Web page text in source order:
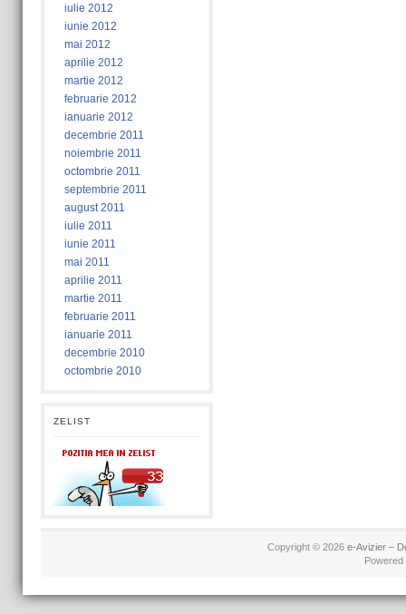
iulie 2012
iunie 2012
mai 2012
aprilie 2012
martie 2012
februarie 2012
ianuarie 2012
decembrie 2011
noiembrie 2011
octombrie 2011
septembrie 2011
august 2011
iulie 2011
iunie 2011
mai 2011
aprilie 2011
martie 2011
februarie 2011
ianuarie 2011
decembrie 2010
octombrie 2010
ZELIST
Copyright © 2026 e-Avizier –